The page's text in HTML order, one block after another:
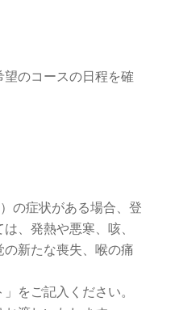
望のコースの日程を確
の症状がある場合、登
、発熱や悪寒、咳、
新たな喪失、喉の痛
をご記入ください。